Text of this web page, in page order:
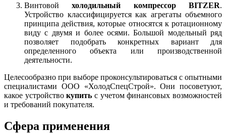
Винтовойхолодильный компрессор BITZER.
Устройство классифицируется как агрегаты объемного
принципа действия, которые относятся к ротационному
виду с двумя и более осями. Большой модельный ряд
позволяет подобрать конкретных вариант для
определенного объекта или производственной
деятельности.
Целесообразно при выборе проконсультироваться с опытными
специалистами ООО «ХолодСпецСтрой». Они посоветуют,
какое устройствокупить с учетом финансовых возможностей
и требований покупателя.
Сфера применения